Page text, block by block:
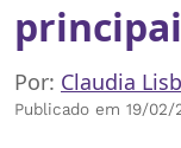
Por: Claudia
Publicado em 19/